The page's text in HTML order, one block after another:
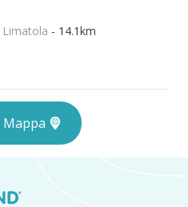
Limatola - 14.1km